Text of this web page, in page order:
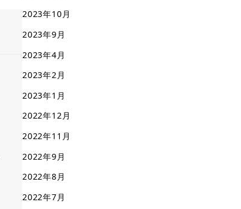
2023年10月
2023年9月
2023年4月
2023年2月
2023年1月
2022年12月
2022年11月
2022年9月
2022年8月
2022年7月